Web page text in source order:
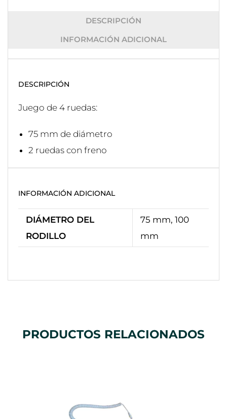
DESCRIPCIÓN
INFORMACIÓN ADICIONAL
DESCRIPCIÓN
Juego de 4 ruedas:
75 mm de diámetro
2 ruedas con freno
INFORMACIÓN ADICIONAL
DIÁMETRO DEL
RODILLO
75 mm, 100
mm
PRODUCTOS RELACIONADOS